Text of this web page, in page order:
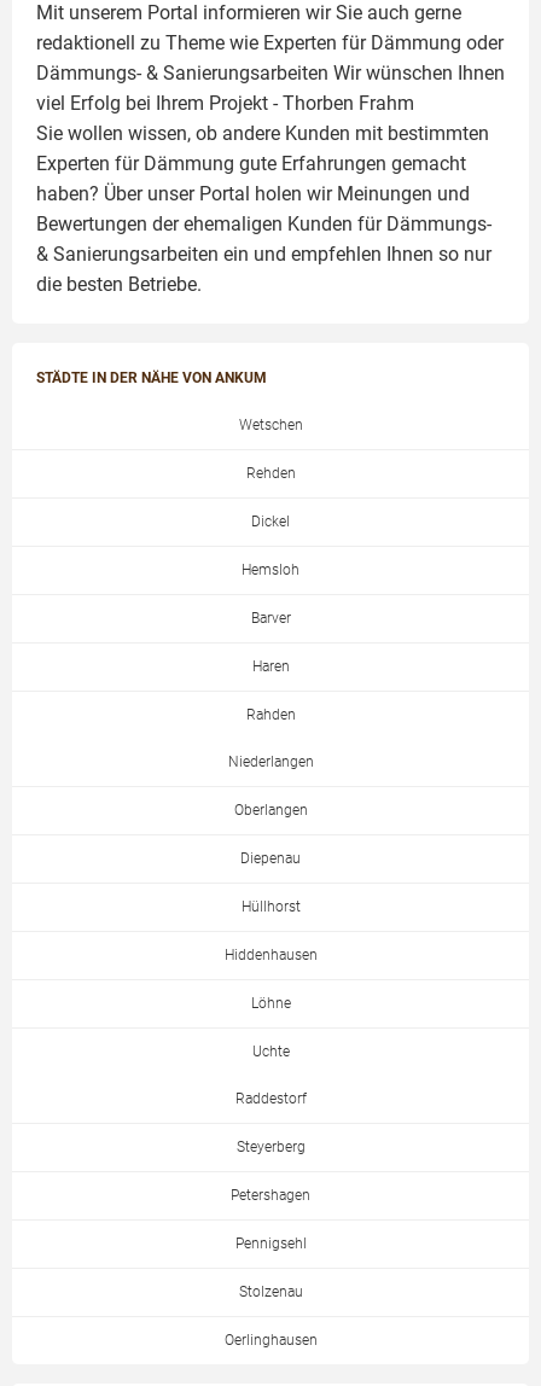
Mit unserem Portal informieren wir Sie auch gerne
redaktionell zu Theme wie Experten für Dämmung oder
Dämmungs- & Sanierungsarbeiten Wir wünschen Ihnen
viel Erfolg bei Ihrem Projekt - Thorben Frahm
Sie wollen wissen, ob andere Kunden mit bestimmten
Experten für Dämmung gute Erfahrungen gemacht
haben? Über unser Portal holen wir Meinungen und
Bewertungen der ehemaligen Kunden für Dämmungs-
& Sanierungsarbeiten ein und empfehlen Ihnen so nur
die besten Betriebe.
STÄDTE IN DER NÄHE VON ANKUM
Wetschen
Rehden
Dickel
Hemsloh
Barver
Haren
Rahden
Niederlangen
Oberlangen
Diepenau
Hüllhorst
Hiddenhausen
Löhne
Uchte
Raddestorf
Steyerberg
Petershagen
Pennigsehl
Stolzenau
Oerlinghausen